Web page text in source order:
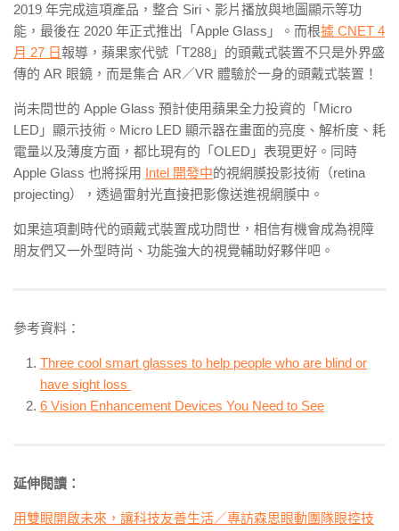
2019 年完成這項產品，整合 Siri、影片播放與地圖顯示等功
能，最後在 2020 年正式推出「Apple Glass」。而根據 CNET 4
月 27 日報導，蘋果家代號「T288」的頭戴式裝置不只是外界盛
傳的 AR 眼鏡，而是集合 AR／VR 體驗於一身的頭戴式裝置！
尚未問世的 Apple Glass 預計使用蘋果全力投資的「 Micro
LED 」顯示技術。Micro LED 顯示器在畫面的亮度、解析度、耗
電量以及薄度方面，都比現有的「OLED 」表現更好。同時
Apple Glass 也將採用 Intel 開發中的視網膜投影技術（retina
projecting），透過雷射光直接把影像送進視網膜中。
如果這項劃時代的頭戴式裝置成功問世，相信有機會成為視障
朋友們又一外型時尚、功能強大的視覺輔助好夥伴吧。
參考資料：
Three cool smart glasses to help people who are blind or
have sight loss
6 Vision Enhancement Devices You Need to See
延伸閱讀：
用雙眼開啟未來，讓科技友善生活／專訪森思眼動團隊眼控技